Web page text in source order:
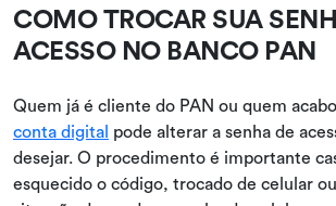
COMO TROCAR SUA
ACESSO NO BANCO PAN
Quem já é cliente do PAN ou quem
conta digital pode alterar a senha de
desejar. O procedimento é importante
esquecido o código, trocado de celular